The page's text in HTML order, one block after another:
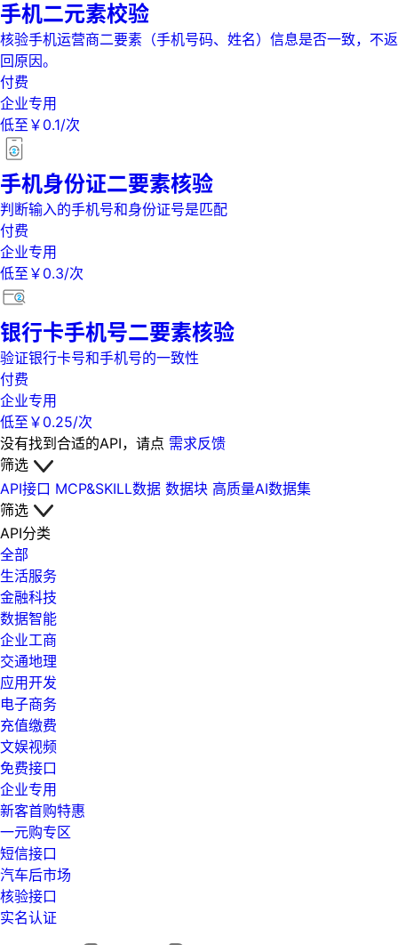
手机二元素校验
核验手机运营商二要素（手机号码、姓名）信息是否一致，不返
回原因。
付费
企业专用
低至￥0.1/次
手机身份证二要素核验
判断输入的手机号和身份证号是匹配
付费
企业专用
低至￥0.3/次
银行卡手机号二要素核验
验证银行卡号和手机号的一致性
付费
企业专用
低至￥0.25/次
没有找到合适的API，请点 需求反馈
筛选
API接口 MCP&SKILL数据 数据块 高质量AI数据集
筛选
API分类
全部
生活服务
金融科技
数据智能
企业工商
交通地理
应用开发
电子商务
充值缴费
文娱视频
免费接口
企业专用
新客首购特惠
一元购专区
短信接口
汽车后市场
核验接口
实名认证